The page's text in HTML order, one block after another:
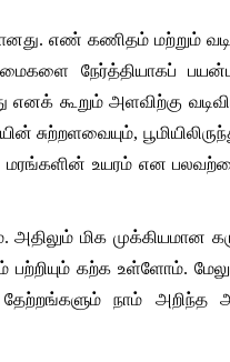
எண் கணிதம் மற்றும்
நேர்த்தியாகப்
கூறும் அளவிற்கு
உயரம் என
அதிலும் மிக
கற்க உள்ளோம்.
நாம் அறிந்த